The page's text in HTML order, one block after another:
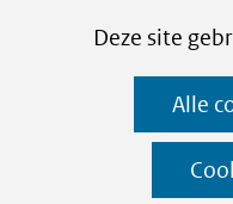
CookiesDeze site
Alle